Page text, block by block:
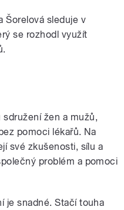
Šorelová sleduje v
se rozhodl využít
sdružení žen a mužů,
pomoci lékařů. Na
své zkušenosti, sílu a
problém a pomoci
je snadné. Stačí touha